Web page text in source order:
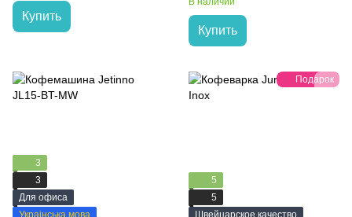
Купить
Купить
3
3
Для офиса
Украінська мова
Подарок
5
5
Швейцарское качество